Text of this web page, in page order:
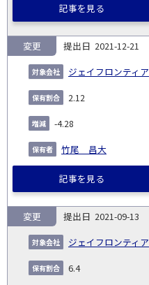
記事を見る
2021-12-21
ジェイフロンティア
変更
2.12
-4.28
竹尾 昌大
記事を見る
2021-09-13
ジェイフロンティア
変更
6.4